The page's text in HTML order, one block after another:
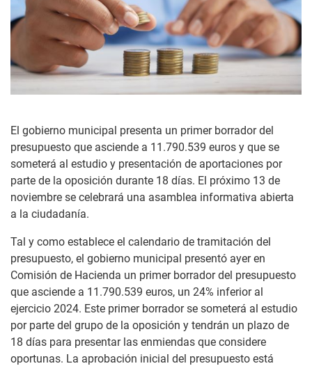
El gobierno municipal presenta un primer borrador del
presupuesto que asciende a 11.790.539 euros y que se
someterá al estudio y presentación de aportaciones por
parte de la oposición durante 18 días. El próximo 13 de
noviembre se celebrará una asamblea informativa abierta
a la ciudadanía.
Tal y como establece el calendario de tramitación del
presupuesto, el gobierno municipal presentó ayer en
Comisión de Hacienda un primer borrador del presupuesto
que asciende a 11.790.539 euros, un 24% inferior al
ejercicio 2024. Este primer borrador se someterá al estudio
por parte del grupo de la oposición y tendrán un plazo de
18 días para presentar las enmiendas que considere
oportunas. La aprobación inicial del presupuesto está